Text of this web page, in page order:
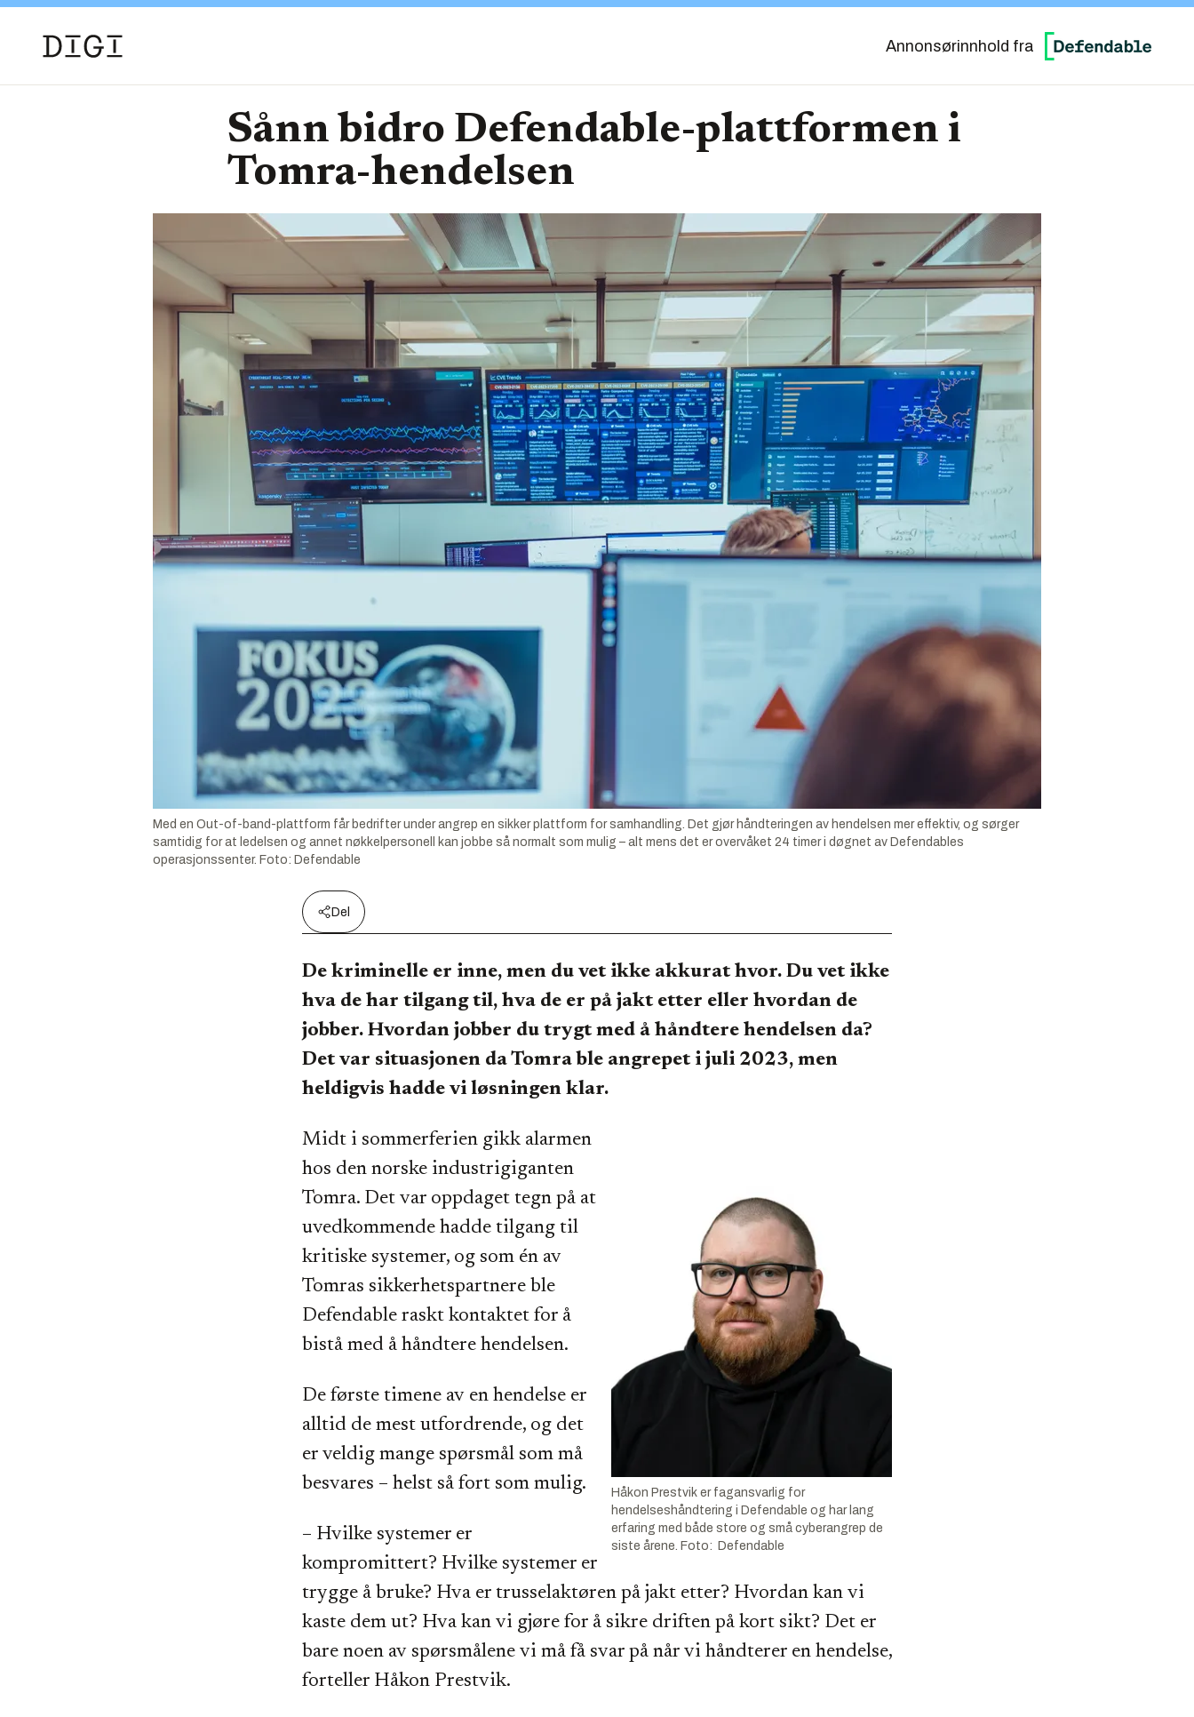
Annonsørinnhold fra
Sånn bidro Defendable-plattformen i
Tomra-hendelsen
Med en Out-of-band-plattform får bedrifter under angrep en sikker plattform for samhandling. Det gjør håndteringen av hendelsen mer effektiv, og sørger
samtidig for at ledelsen og annet nøkkelpersonell kan jobbe så normalt som mulig – alt mens det er overvåket 24 timer i døgnet av Defendables
operasjonssenter. Foto: Defendable
Del
De kriminelle er inne, men du vet ikke akkurat hvor. Du vet ikke
hva de har tilgang til, hva de er på jakt etter eller hvordan de
jobber. Hvordan jobber du trygt med å håndtere hendelsen da?
Det var situasjonen da Tomra ble angrepet i juli 2023, men
heldigvis hadde vi løsningen klar.
Håkon Prestvik er fagansvarlig for
hendelseshåndtering i Defendable og har lang
erfaring med både store og små cyberangrep de
siste årene. Foto: Defendable
Midt i sommerferien gikk alarmen
hos den norske industrigiganten
Tomra. Det var oppdaget tegn på at
uvedkommende hadde tilgang til
kritiske systemer, og som én av
Tomras sikkerhetspartnere ble
Defendable raskt kontaktet for å
bistå med å håndtere hendelsen.
De første timene av en hendelse er
alltid de mest utfordrende, og det
er veldig mange spørsmål som må
besvares – helst så fort som mulig.
– Hvilke systemer er
kompromittert? Hvilke systemer er
trygge å bruke? Hva er trusselaktøren på jakt etter? Hvordan kan vi
kaste dem ut? Hva kan vi gjøre for å sikre driften på kort sikt? Det er
bare noen av spørsmålene vi må få svar på når vi håndterer en hendelse,
forteller Håkon Prestvik.